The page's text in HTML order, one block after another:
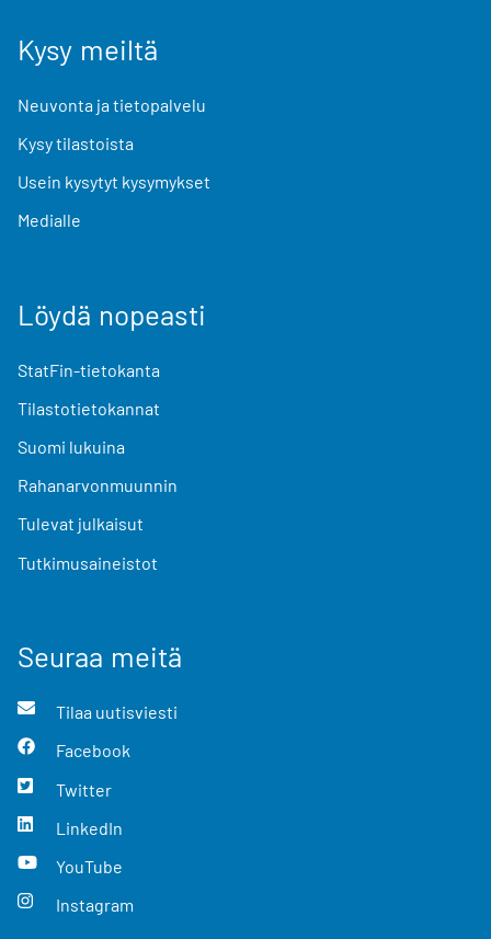
Kysy meiltä
Neuvonta ja tietopalvelu
Kysy tilastoista
Usein kysytyt kysymykset
Medialle
Löydä nopeasti
StatFin-tietokanta
Tilastotietokannat
Suomi lukuina
Rahanarvonmuunnin
Tulevat julkaisut
Tutkimusaineistot
Seuraa meitä
Tilaa uutisviesti
Facebook
Twitter
LinkedIn
YouTube
Instagram